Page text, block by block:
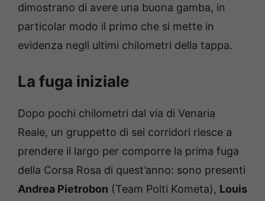
dimostrano di avere una buona gamba, in
particolar modo il primo che si mette in
evidenza negli ultimi chilometri della tappa.
La fuga iniziale
Dopo pochi chilometri dal via di Venaria
Reale, un gruppetto di sei corridori riesce a
prendere il largo per comporre la prima fuga
della Corsa Rosa di quest’anno: sono presenti
Andrea Pietrobon (Team Polti Kometa), Louis